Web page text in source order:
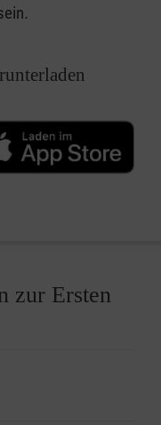
zur Ersten